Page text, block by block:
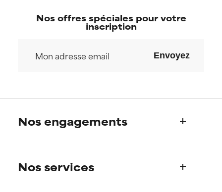
Nos offres spéciales pour votre
inscription
Envoyez
Nos engagements
Découvrez l’histoire de Paula
Nos services